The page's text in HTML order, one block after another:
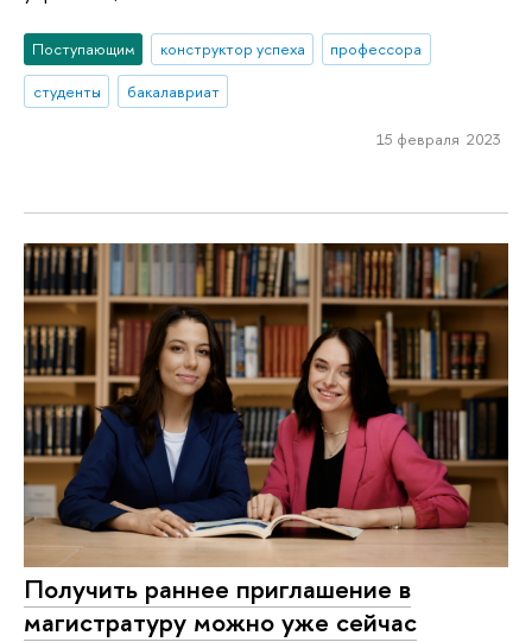
Поступающим конструктор успеха
профессора
студенты
бакалавриат
15 февраля 2023
Получить раннее приглашение в
магистратуру можно уже сейчас